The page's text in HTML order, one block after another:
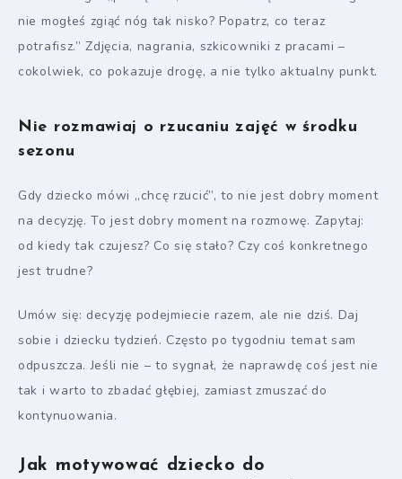
nie mogłeś zgiąć nóg tak nisko? Popatrz, co teraz
potrafisz.” Zdjęcia, nagrania, szkicowniki z pracami –
cokolwiek, co pokazuje drogę, a nie tylko aktualny punkt.
Nie rozmawiaj o rzucaniu zajęć w środku
sezonu
Gdy dziecko mówi „chcę rzucić”, to nie jest dobry moment
na decyzję. To jest dobry moment na rozmowę. Zapytaj:
od kiedy tak czujesz? Co się stało? Czy coś konkretnego
jest trudne?
Umów się: decyzję podejmiecie razem, ale nie dziś. Daj
sobie i dziecku tydzień. Często po tygodniu temat sam
odpuszcza. Jeśli nie – to sygnał, że naprawdę coś jest nie
tak i warto to zbadać głębiej, zamiast zmuszać do
kontynuowania.
Jak motywować dziecko do